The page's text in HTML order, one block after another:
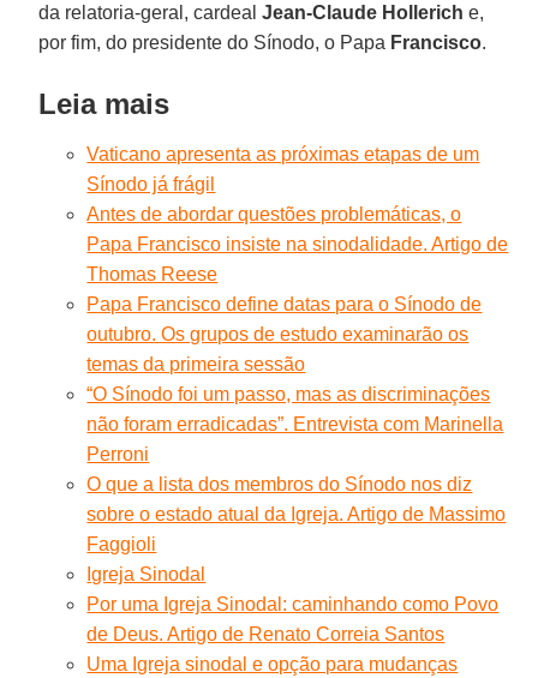
da relatoria-geral, cardeal Jean-Claude Hollerich e,
por fim, do presidente do Sínodo, o Papa Francisco.
Leia mais
Vaticano apresenta as próximas etapas de um
Sínodo já frágil
Antes de abordar questões problemáticas, o
Papa Francisco insiste na sinodalidade. Artigo de
Thomas Reese
Papa Francisco define datas para o Sínodo de
outubro. Os grupos de estudo examinarão os
temas da primeira sessão
“O Sínodo foi um passo, mas as discriminações
não foram erradicadas”. Entrevista com Marinella
Perroni
O que a lista dos membros do Sínodo nos diz
sobre o estado atual da Igreja. Artigo de Massimo
Faggioli
Igreja Sinodal
Por uma Igreja Sinodal: caminhando como Povo
de Deus. Artigo de Renato Correia Santos
Uma Igreja sinodal e opção para mudanças